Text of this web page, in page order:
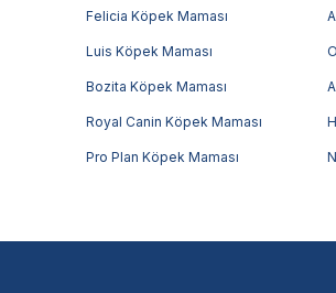
Felicia Köpek Maması
Luis Köpek Maması
Bozita Köpek Maması
Royal Canin Köpek Maması
Pro Plan Köpek Maması